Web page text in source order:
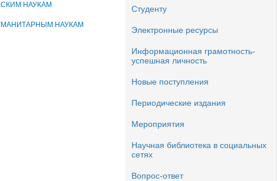
Студенту
Электронные ресурсы
Информационная грамотность-
успешная личность
Новые поступления
Периодические издания
Мероприятия
Научная библиотека в социальных
сетях
Вопрос-ответ
НАУКАМ
НАУКАМ